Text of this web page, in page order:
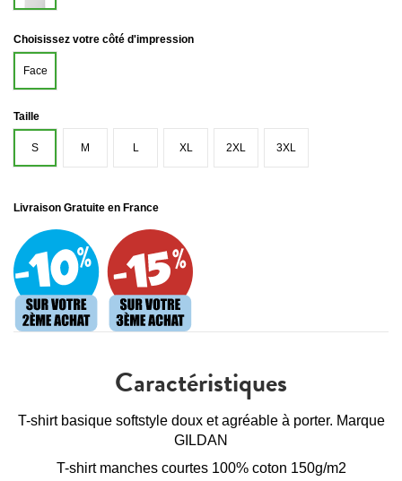
Choisissez votre côté d'impression
Face
Taille
S M L XL 2XL 3XL
Livraison Gratuite en France
Caractéristiques
T-shirt basique softstyle doux et agréable à porter. Marque
GILDAN
T-shirt manches courtes 100% coton 150g/m2